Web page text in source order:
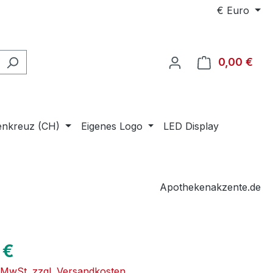
€ Euro
0,00 €
(CH) Eigenes Logo LED Display
Apothekenakzente.de